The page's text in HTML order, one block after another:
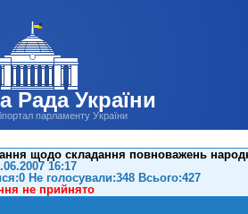
Рада України
парламенту України
щодо складання повноважень
16:17
Не голосували:348 Всього:427
не прийнято